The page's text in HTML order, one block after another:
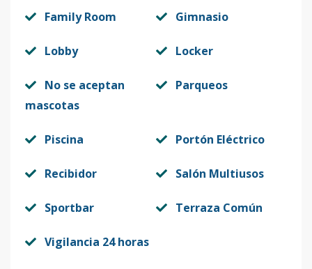
Family Room Gimnasio
Lobby Locker
No se aceptan
mascotas
Parqueos
Piscina Portón Eléctrico
Recibidor Salón Multiusos
Sportbar Terraza Común
Vigilancia 24 horas